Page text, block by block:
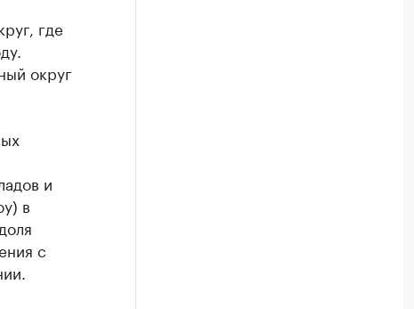
где
округ
и
в
с